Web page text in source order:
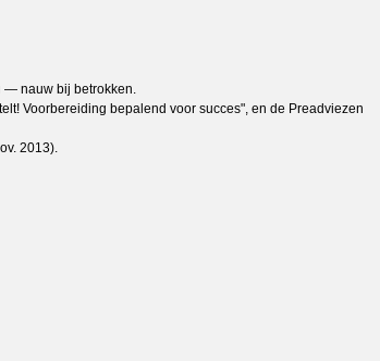
— nauw bij betrokken.
Voorbereiding bepalend voor succes", en de Preadviezen
2013).